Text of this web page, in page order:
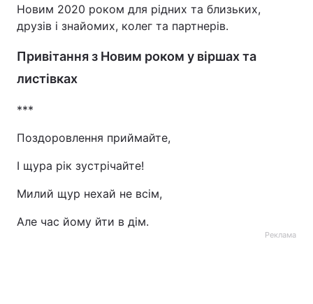
Новим 2020 роком для рідних та близьких,
друзів і знайомих, колег та партнерів.
Привітання з Новим роком у віршах та
листівках
***
Поздоровлення приймайте,
І щура рік зустрічайте!
Милий щур нехай не всім,
Але час йому йти в дім.
Реклама